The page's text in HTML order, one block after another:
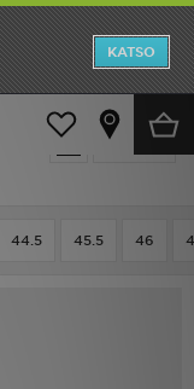
KATSO
Suodata
44.5 45.5 46